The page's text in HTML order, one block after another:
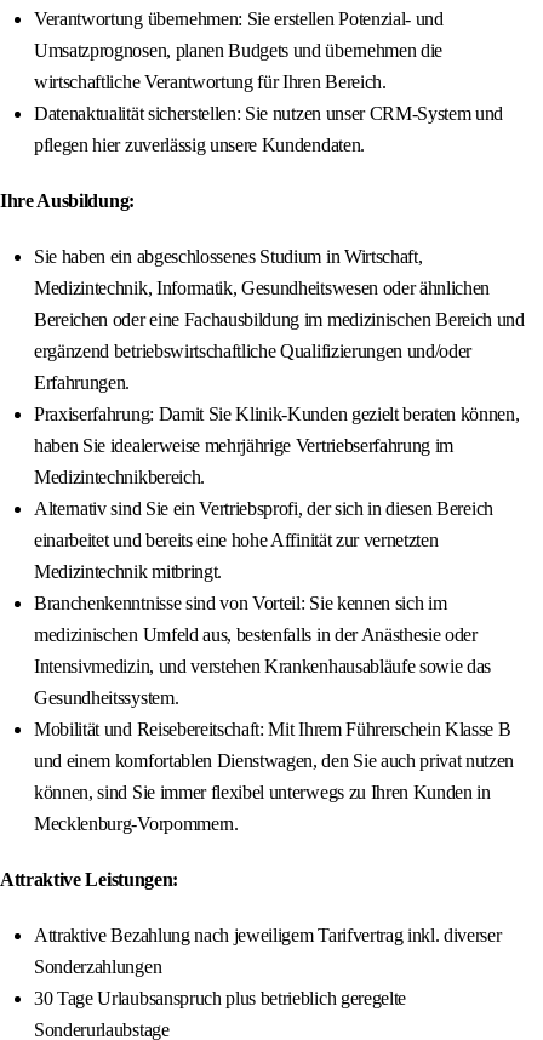
Verantwortung übernehmen: Sie erstellen Potenzial- und
Umsatzprognosen, planen Budgets und übernehmen die
wirtschaftliche Verantwortung für Ihren Bereich.
Datenaktualität sicherstellen: Sie nutzen unser CRM-System und
pflegen hier zuverlässig unsere Kundendaten.
Ihre Ausbildung:
Sie haben ein abgeschlossenes Studium in Wirtschaft,
Medizintechnik, Informatik, Gesundheitswesen oder ähnlichen
Bereichen oder eine Fachausbildung im medizinischen Bereich und
ergänzend betriebswirtschaftliche Qualifizierungen und/oder
Erfahrungen.
Praxiserfahrung: Damit Sie Klinik-Kunden gezielt beraten können,
haben Sie idealerweise mehrjährige Vertriebserfahrung im
Medizintechnikbereich.
Alternativ sind Sie ein Vertriebsprofi, der sich in diesen Bereich
einarbeitet und bereits eine hohe Affinität zur vernetzten
Medizintechnik mitbringt.
Branchenkenntnisse sind von Vorteil: Sie kennen sich im
medizinischen Umfeld aus, bestenfalls in der Anästhesie oder
Intensivmedizin, und verstehen Krankenhausabläufe sowie das
Gesundheitssystem.
Mobilität und Reisebereitschaft: Mit Ihrem Führerschein Klasse B
und einem komfortablen Dienstwagen, den Sie auch privat nutzen
können, sind Sie immer flexibel unterwegs zu Ihren Kunden in
Mecklenburg-Vorpommern.
Attraktive Leistungen:
Attraktive Bezahlung nach jeweiligem Tarifvertrag inkl. diverser
Sonderzahlungen
30 Tage Urlaubsanspruch plus betrieblich geregelte
Sonderurlaubstage